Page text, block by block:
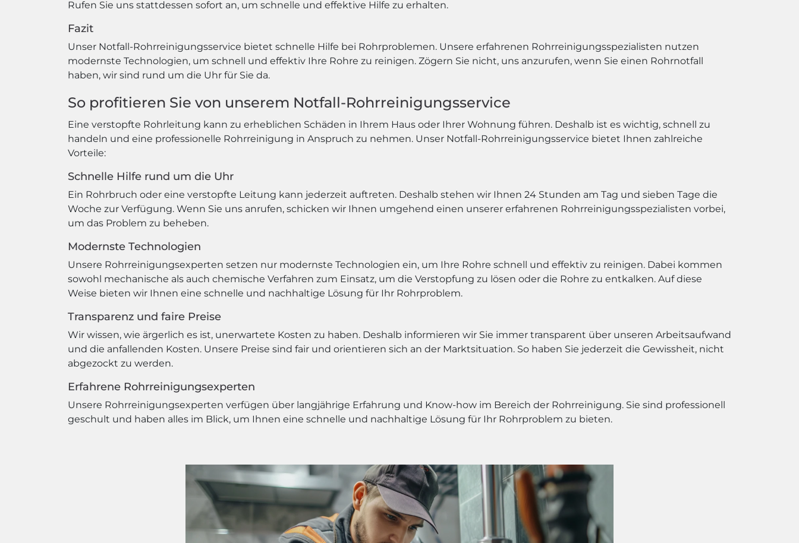
Rufen Sie uns stattdessen sofort an, um schnelle und effektive Hilfe zu erhalten.
Fazit
Unser Notfall-Rohrreinigungsservice bietet schnelle Hilfe bei Rohrproblemen. Unsere erfahrenen Rohrreinigungsspezialisten nutzen
modernste Technologien, um schnell und effektiv Ihre Rohre zu reinigen. Zögern Sie nicht, uns anzurufen, wenn Sie einen Rohrnotfall
haben, wir sind rund um die Uhr für Sie da.
So profitieren Sie von unserem Notfall-Rohrreinigungsservice
Eine verstopfte Rohrleitung kann zu erheblichen Schäden in Ihrem Haus oder Ihrer Wohnung führen. Deshalb ist es wichtig, schnell zu
handeln und eine professionelle Rohrreinigung in Anspruch zu nehmen. Unser Notfall-Rohrreinigungsservice bietet Ihnen zahlreiche
Vorteile:
Schnelle Hilfe rund um die Uhr
Ein Rohrbruch oder eine verstopfte Leitung kann jederzeit auftreten. Deshalb stehen wir Ihnen 24 Stunden am Tag und sieben Tage die
Woche zur Verfügung. Wenn Sie uns anrufen, schicken wir Ihnen umgehend einen unserer erfahrenen Rohrreinigungsspezialisten vorbei,
um das Problem zu beheben.
Modernste Technologien
Unsere Rohrreinigungsexperten setzen nur modernste Technologien ein, um Ihre Rohre schnell und effektiv zu reinigen. Dabei kommen
sowohl mechanische als auch chemische Verfahren zum Einsatz, um die Verstopfung zu lösen oder die Rohre zu entkalken. Auf diese
Weise bieten wir Ihnen eine schnelle und nachhaltige Lösung für Ihr Rohrproblem.
Transparenz und faire Preise
Wir wissen, wie ärgerlich es ist, unerwartete Kosten zu haben. Deshalb informieren wir Sie immer transparent über unseren Arbeitsaufwand
und die anfallenden Kosten. Unsere Preise sind fair und orientieren sich an der Marktsituation. So haben Sie jederzeit die Gewissheit, nicht
abgezockt zu werden.
Erfahrene Rohrreinigungsexperten
Unsere Rohrreinigungsexperten verfügen über langjährige Erfahrung und Know-how im Bereich der Rohrreinigung. Sie sind professionell
geschult und haben alles im Blick, um Ihnen eine schnelle und nachhaltige Lösung für Ihr Rohrproblem zu bieten.